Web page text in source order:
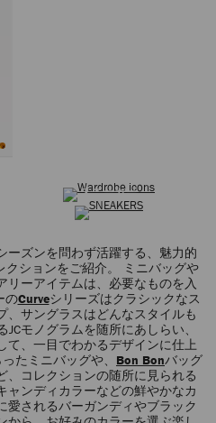
スニーカー
ーズンを問わず活躍する、魅力的
クションをご紹介。 ミニバッグや
リーアイテムは、必要なものを入
のCurveシリーズはクラシックなス
、サングラスはどんなスタイルも
モノグラムを随所にあしらい、
て、一目でわかるデザインに仕上
たミニバッグや、 Bon Bonバッグ
、コレクションの随所に見られる
ャンディカラーなどの鮮やかなカ
愛されるバーガンディやブラック